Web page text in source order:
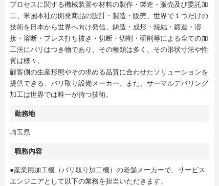
プロセスに関する機械装置や材料の製作・製造・販売及び委託加
工、米国本社の開発商品の設計・製造・販売、世界で１つだけの
技術を日本から世界へ向け発信、鋳造・成形・焼結・鍛造・溶
接・溶断・プレス打ち抜き・切断・切削・研削等による全ての加
工法にバリはつき物であり、その種類は多く、その形状寸法や性
質は様々。
顧客側の生産形態やその求める品質に合わせたソリューションを
提供できる、バリ取り設備メーカー。また、サーマルデバリング
加工は世界では唯一が持つ技術。
勤務地
埼玉県
職務内容
●産業用加工機（バリ取り加工機）の老舗メーカーで、サービス
エンジニアとして以下の業務を担当いただきます。